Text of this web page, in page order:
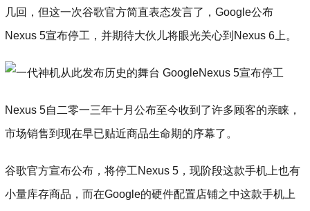
几回，但这一次谷歌官方简直表态发言了，Google公布
Nexus 5宣布停工，并期待大伙儿将眼光关心到Nexus 6上。
Nexus 5自二零一三年十月公布至今收到了许多顾客的亲睐，
市场销售到现在早已贴近商品生命期的序幕了。
谷歌官方宣布公布，将停工Nexus 5，现阶段这款手机上也有
小量库存商品，而在Google的硬件配置店铺之中这款手机上